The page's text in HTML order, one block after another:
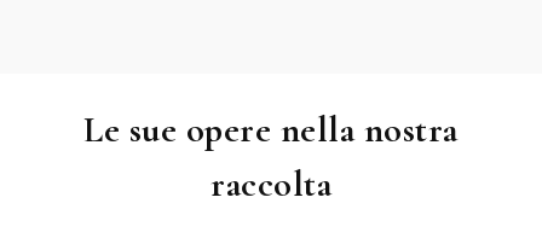
Le sue opere nella nostra
raccolta